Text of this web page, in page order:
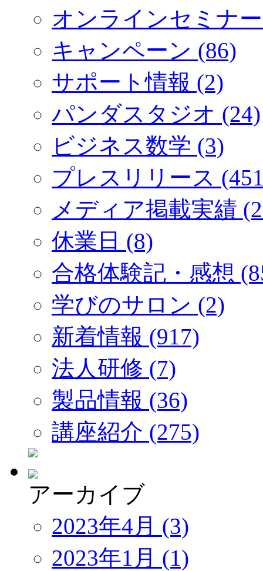
オンラインセミナ
キャンペーン (86)
サポート情報 (2)
パンダスタジオ (24)
ビジネス数学 (3)
プレスリリース
メディア掲載実績
休業日 (8)
合格体験記・感想
学びのサロン (2)
新着情報 (917)
法人研修 (7)
製品情報 (36)
講座紹介 (275)
アーカイブ
2023年4月 (3)
2023年1月 (1)